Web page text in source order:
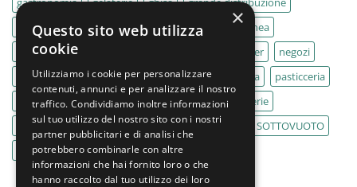
IMPASTATRICE
impastatrici kebab
La Felsinea
MACELLERIA
mixer
negozi
Outlet
pane panifici panificio paninoteca
pasticceria
pasticcerie
pescherie pizza pizzeria
pizzerie
PLANETARIA
pub ristoranti ristorazione
SOTTOVUOTO
supermercati
tavole calde tostiere
×
Questo sito web utilizza
cookie
Utilizziamo i cookie per personalizzare
contenuti, annunci e per analizzare il nostro
traffico. Condividiamo inoltre informazioni
sul tuo utilizzo del nostro sito con i nostri
partner pubblicitari e di analisi che
potrebbero combinarle con altre
informazioni che hai fornito loro o che
hanno raccolto dal tuo utilizzo dei loro